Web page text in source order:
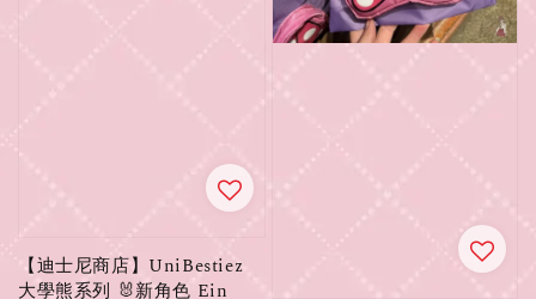
【迪士尼商店】UniBestiez
大學熊系列 🐰新角色 Ein